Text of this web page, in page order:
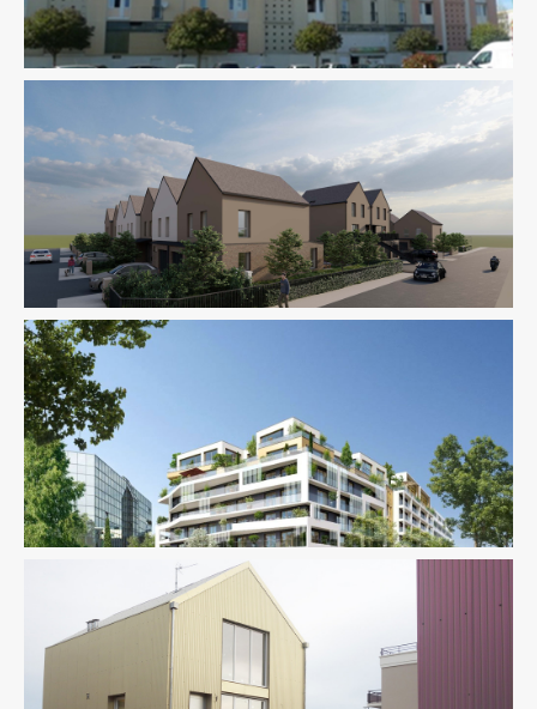
Logement
AMO Logement
Ingenierie TCE
Pilotage D'opération /
MOEX Structure